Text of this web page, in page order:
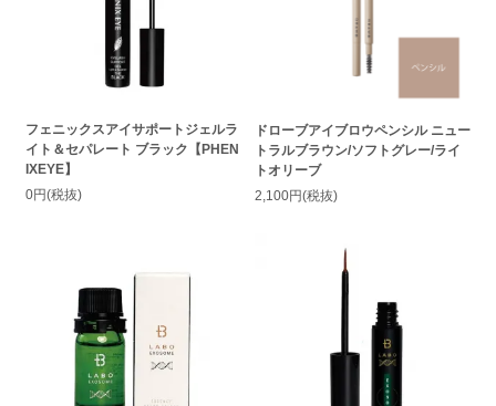
フェニックスアイサポートジェルラ
イト＆セパレート ブラック【PHEN
IXEYE】
0円(税抜)
ドローブアイブロウペンシル ニュー
トラルブラウン/ソフトグレー/ライ
トオリーブ
2,100円(税抜)